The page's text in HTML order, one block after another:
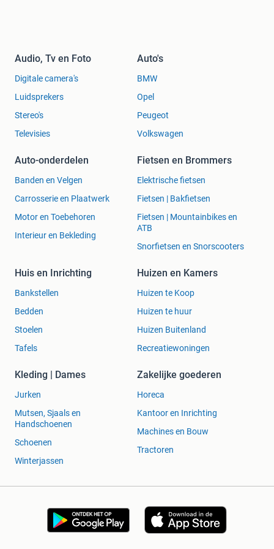
Audio, Tv en Foto
Digitale camera's
Luidsprekers
Stereo's
Televisies
Auto's
BMW
Opel
Peugeot
Volkswagen
Auto-onderdelen
Banden en Velgen
Carrosserie en Plaatwerk
Motor en Toebehoren
Interieur en Bekleding
Fietsen en Brommers
Elektrische fietsen
Fietsen | Bakfietsen
Fietsen | Mountainbikes en
ATB
Snorfietsen en Snorscooters
Huis en Inrichting
Bankstellen
Bedden
Stoelen
Tafels
Huizen en Kamers
Huizen te Koop
Huizen te huur
Huizen Buitenland
Recreatiewoningen
Kleding | Dames
Jurken
Mutsen, Sjaals en
Handschoenen
Schoenen
Winterjassen
Zakelijke goederen
Horeca
Kantoor en Inrichting
Machines en Bouw
Tractoren